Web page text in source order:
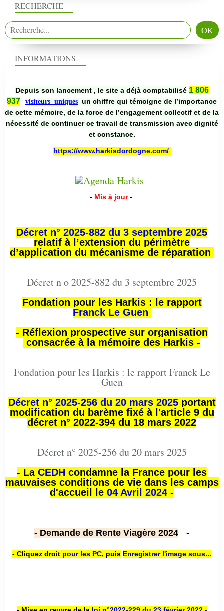
RECHERCHE
INFORMATIONS
Depuis son lancement , le site a déjà comptabilisé 1 806
937
visiteurs uniques un chiffre qui témoigne de l’importance
de cette mémoire, de la force de l’engagement collectif et de la
nécessité de continuer ce travail de transmission avec dignité
et constance.
https://www.harkisdordogne.com/
- Mis à jour -
Décret n° 2025-882 du 3 septembre 2025
relatif à l’extension du périmètre
d’application du mécanisme de réparation
Décret n o 2025-882 du 3 septembre 2025
Fondation pour les Harkis : le rapport
Franck Le Guen
- Réflexion prospective sur organisation
consacrée à la mémoire des Harkis -
Fondation pour les Harkis : le rapport Franck Le
Guen
Décret n° 2025-256 du 20 mars 2025portant
modification du barème fixé à l'article 9 du
décret n° 2022-394 du 18 mars 2022
Décret n° 2025-256 du 20 mars 2025
- La CEDH condamne la France pour les
mauvaises conditions de vie dans les camps
d'accueil le 04 Avril 2024 -
- Demande de Rente Viagère 2024 -
- Cliquez droit pour les PC, puis Enregistrer l'image sous...